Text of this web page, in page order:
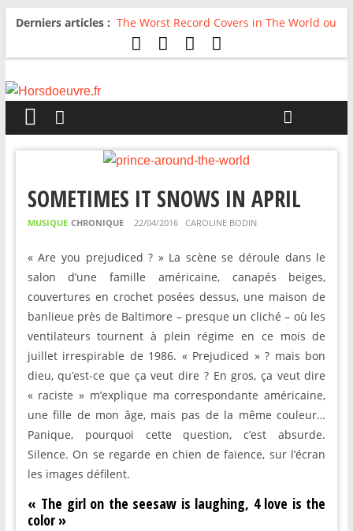
Derniers articles : The Worst Record Covers in The World ou
Comment rire du pire
Avril 2026 : C’est dans les vieux pots
For The First Time, Again : Tyler Ballgame
SOMETIMES IT SNOWS IN APRIL
MUSIQUE CHRONIQUE 22/04/2016 CAROLINE BODIN
« Are you prejudiced ? » La scène se déroule dans le
salon d’une famille américaine, canapés beiges,
couvertures en crochet posées dessus, une maison de
banlieue près de Baltimore – presque un cliché – où les
ventilateurs tournent à plein régime en ce mois de
juillet irrespirable de 1986. « Prejudiced » ? mais bon
dieu, qu’est-ce que ça veut dire ? En gros, ça veut dire
« raciste » m’explique ma correspondante américaine,
une fille de mon âge, mais pas de la même couleur…
Panique, pourquoi cette question, c’est absurde.
Silence. On se regarde en chien de faïence, sur l’écran
les images défilent.
« The girl on the seesaw is laughing, 4 love is the
color »